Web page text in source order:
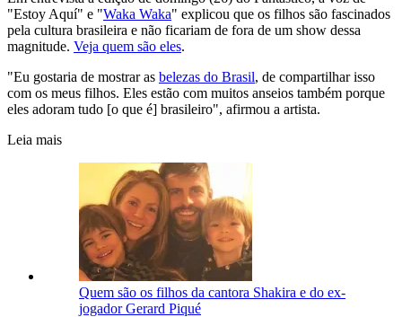
"Estoy Aquí" e "Waka Waka" explicou que os filhos são fascinados
pela cultura brasileira e não ficariam de fora de um show dessa
magnitude. Veja quem são eles.
"Eu gostaria de mostrar as belezas do Brasil, de compartilhar isso
com os meus filhos. Eles estão com muitos anseios também porque
eles adoram tudo [o que é] brasileiro", afirmou a artista.
Leia mais
Quem são os filhos da cantora Shakira e do ex-
jogador Gerard Piqué